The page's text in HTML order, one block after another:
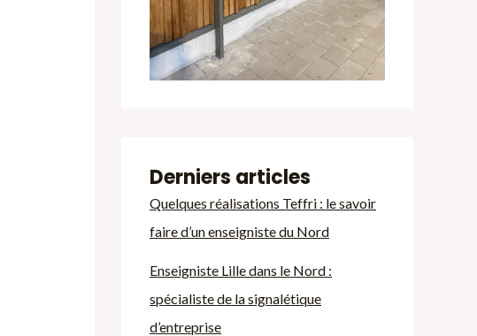
Derniers articles
Quelques réalisations Teffri : le savoir
faire d’un enseigniste du Nord
Enseigniste Lille dans le Nord :
spécialiste de la signalétique
d’entreprise